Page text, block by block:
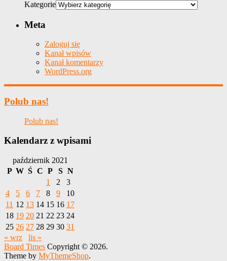
Kategorie
Meta
Zaloguj się
Kanał wpisów
Kanał komentarzy
WordPress.org
Polub nas!
Polub nas!
Kalendarz z wpisami
październik 2021
P W Ś C P S N
1
2
3
4
5 6 7 8 9
10
11 12 13 14 15 16 17
18 19 20 21 22 23 24
25 26 27 28 29 30 31
« wrz
lis »
Board Times Copyright © 2026.
Theme by MyThemeShop.